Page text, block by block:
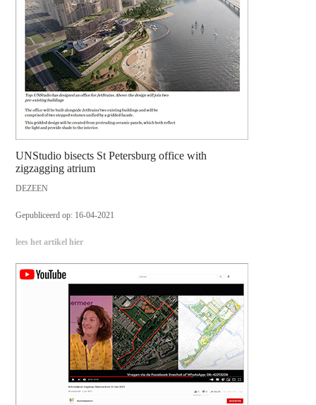
UNStudio bisects St Petersburg office with
zigzagging atrium
DEZEEN
Gepubliceerd op: 16-04-2021
lees het artikel hier